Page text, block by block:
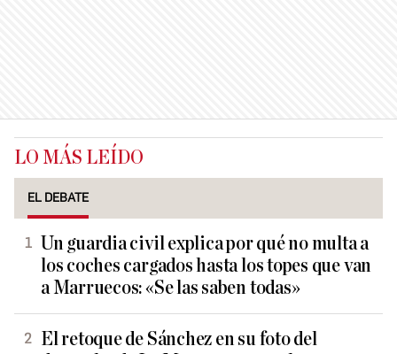
LO MÁS LEÍDO
EL DEBATE
Un guardia civil explica por qué no multa a
los coches cargados hasta los topes que van
a Marruecos: «Se las saben todas»
El retoque de Sánchez en su foto del